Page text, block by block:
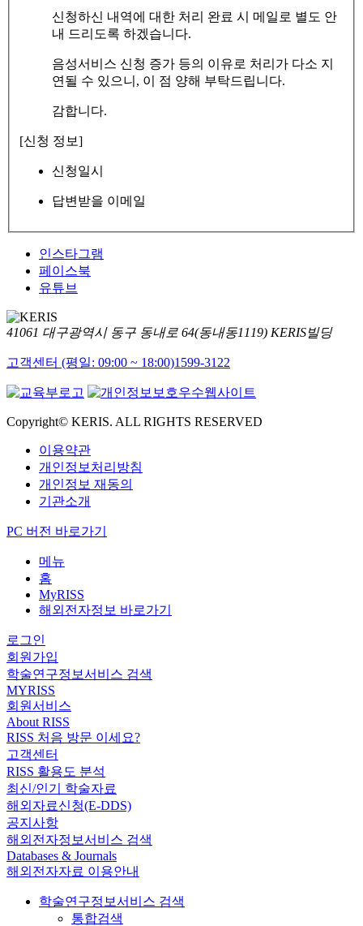
신청하신 내역에 대한 처리 완료 시 메일로 별도 안
내 드리도록 하겠습니다.
음성서비스 신청 증가 등의 이유로 처리가 다소 지
연될 수 있으니, 이 점 양해 부탁드립니다.
감합니다.
[신청 정보]
신청일시
답변받을 이메일
인스타그램
페이스북
유튜브
41061 대구광역시 동구 동내로 64(동내동1119) KERIS빌딩
고객센터 (평일: 09:00 ~ 18:00)1599-3122
Copyright© KERIS. ALL RIGHTS RESERVED
이용약관
개인정보처리방침
개인정보 재동의
기관소개
PC 버전 바로가기
메뉴
홈
MyRISS
해외전자정보 바로가기
로그인
회원가입
학술연구정보서비스 검색
MYRISS
회원서비스
About RISS
RISS 처음 방문 이세요?
고객센터
RISS 활용도 분석
최신/인기 학술자료
해외자료신청(E-DDS)
공지사항
해외전자정보서비스 검색
Databases & Journals
해외전자자료 이용안내
학술연구정보서비스 검색
통합검색